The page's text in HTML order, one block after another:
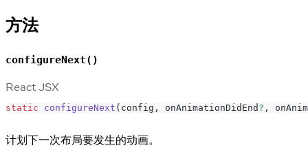
方法
configureNext()
React JSX
static configureNext ( config , onAnimationDidEnd ? ,
计划下一次布局要发生的动画。